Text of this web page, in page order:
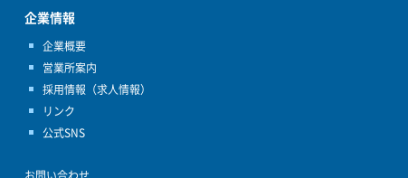
企業情報
企業概要
営業所案内
採用情報（求人情報）
リンク
公式SNS